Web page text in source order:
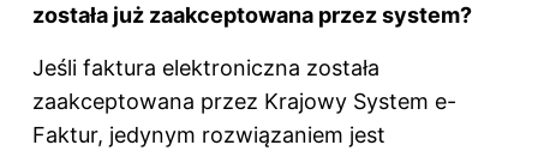
została już zaakceptowana przez system?
Jeśli faktura elektroniczna została
zaakceptowana przez Krajowy System e-
Faktur, jedynym rozwiązaniem jest